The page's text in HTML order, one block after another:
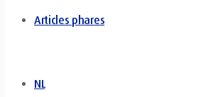
Articles phares
NL